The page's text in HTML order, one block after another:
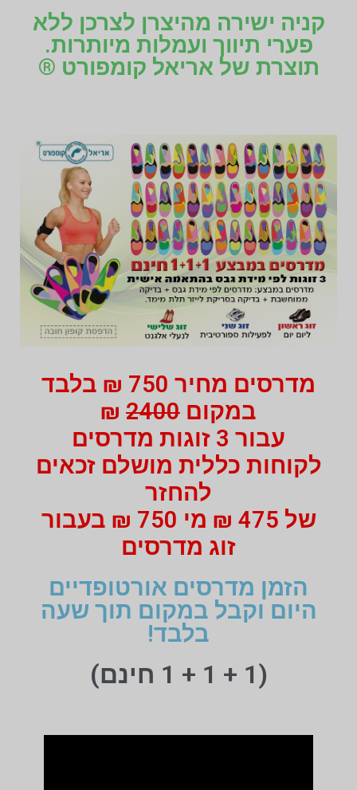
קניה ישירה מהיצרן לצרכן ללא
פערי תיווך ועמלות מיותרות.
תוצרת של אריאל קומפורט ®
מדרסים מחיר 750 ₪ בלבד
במקום 2400
₪
עבור 3 זוגות מדרסים
לקוחות כללית מושלם זכאים
להחזר
של 475 ₪ מי 750 ₪ בעבור
זוג מדרסים
הזמן מדרסים אורטופדיים
היום וקבל במקום תוך שעה
בלבד!
(1 + 1 + 1 חינם)